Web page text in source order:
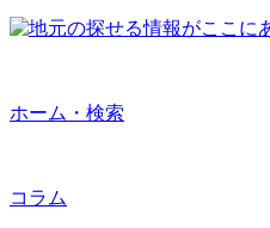
ホーム・検索
コラム